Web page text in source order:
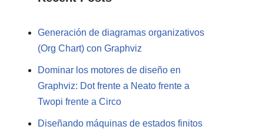
Generación de diagramas organizativos
(Org Chart) con Graphviz
Dominar los motores de diseño en
Graphviz: Dot frente a Neato frente a
Twopi frente a Circo
Diseñando máquinas de estados finitos